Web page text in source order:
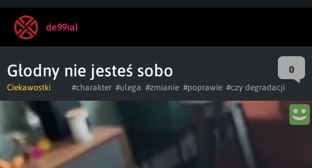
de99ial
Głodny nie jesteś sobo 0
Ciekawostki #charakter #ulega #zmianie #poprawie #czy degradacji